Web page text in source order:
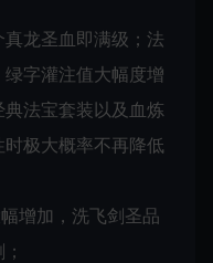
龙圣血即满级；法
字灌注值大幅度增
法宝套装以及血炼
极大概率不再降低
增加，洗飞剑圣品